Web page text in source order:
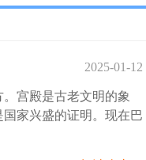
2025-01-12
18:06:15
宫殿是古老文明的象
家兴盛的证明。现在巴